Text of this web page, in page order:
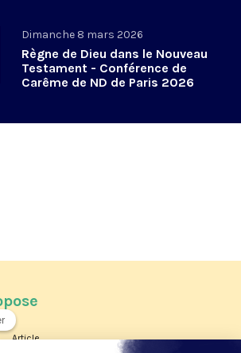
Dimanche 8 mars 2026
Règne de Dieu dans le Nouveau
Testament - Conférence de
Carême de ND de Paris 2026
Article